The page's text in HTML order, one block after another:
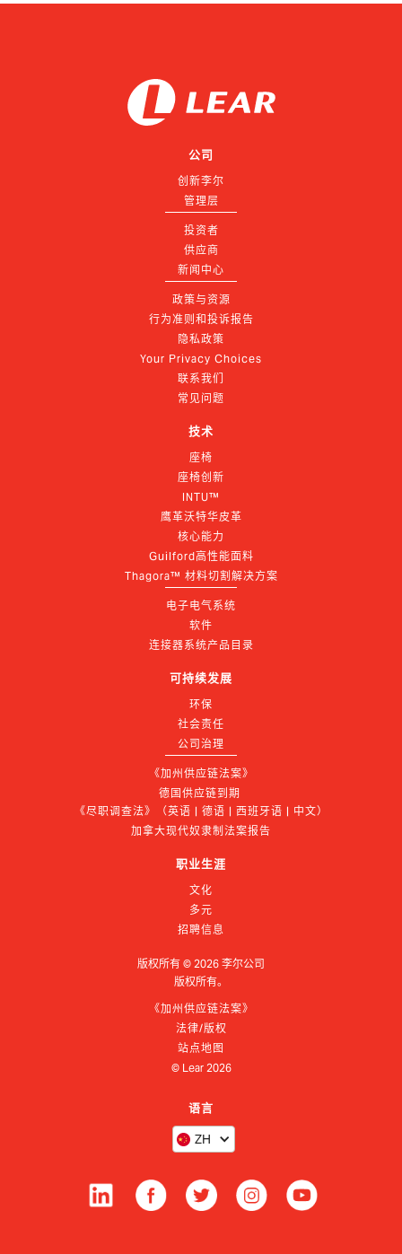
公司
创新李尔
管理层
投资者
供应商
新闻中心
政策与资源
行为准则和投诉报告
隐私政策
Your Privacy Choices
联系我们
常见问题
技术
座椅
座椅创新
INTU™
鹰革沃特华皮革
核心能力
Guilford高性能面料
Thagora™ 材料切割解决方案
电子电气系统
软件
连接器系统产品目录
可持续发展
环保
社会责任
公司治理
《加州供应链法案》
德国供应链到期
《尽职调查法》（英语 | 德语 | 西班牙语 | 中文）
加拿大现代奴隶制法案报告
职业生涯
文化
多元
招聘信息
版权所有 © 2026 李尔公司
版权所有。
《加州供应链法案》
法律/版权
站点地图
© Lear 2026
语言
ZH